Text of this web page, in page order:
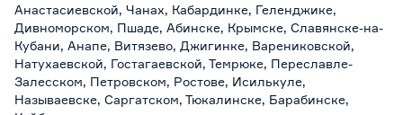
Анастасиевской, Чанах, Кабардинке, Геленджике,
Дивноморском, Пшаде, Абинске, Крымске, Славянске-на-
Кубани, Анапе, Витязево, Джигинке, Варениковской,
Натухаевской, Гостагаевской, Темрюке, Переславле-
Залесском, Петровском, Ростове, Исилькуле,
Называевске, Саргатском, Тюкалинске, Барабинске,